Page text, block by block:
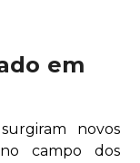
em
novos
no campo dos